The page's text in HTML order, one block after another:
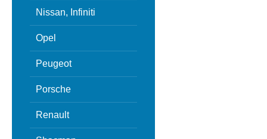
Nissan, Infiniti
Opel
Peugeot
Porsche
Renault